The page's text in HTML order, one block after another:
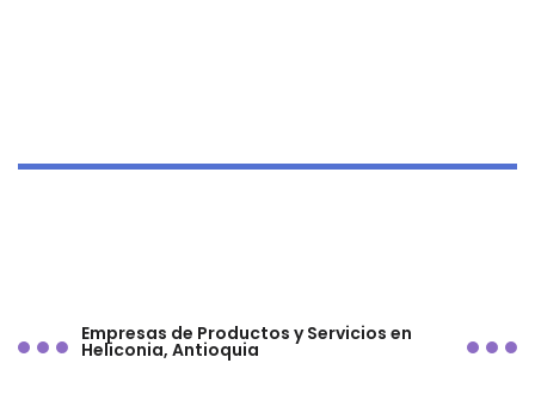
Empresas de Productos y Servicios en
Heliconia, Antioquia